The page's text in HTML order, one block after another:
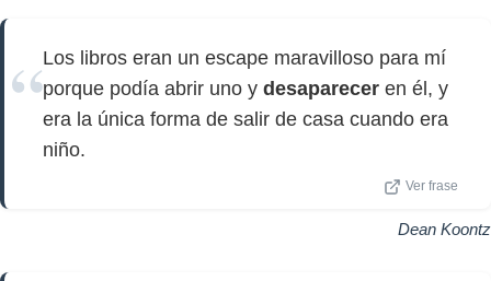
Los libros eran un escape maravilloso para mí
porque podía abrir uno y desaparecer en él, y
era la única forma de salir de casa cuando era
niño.
Ver frase
Dean Koontz